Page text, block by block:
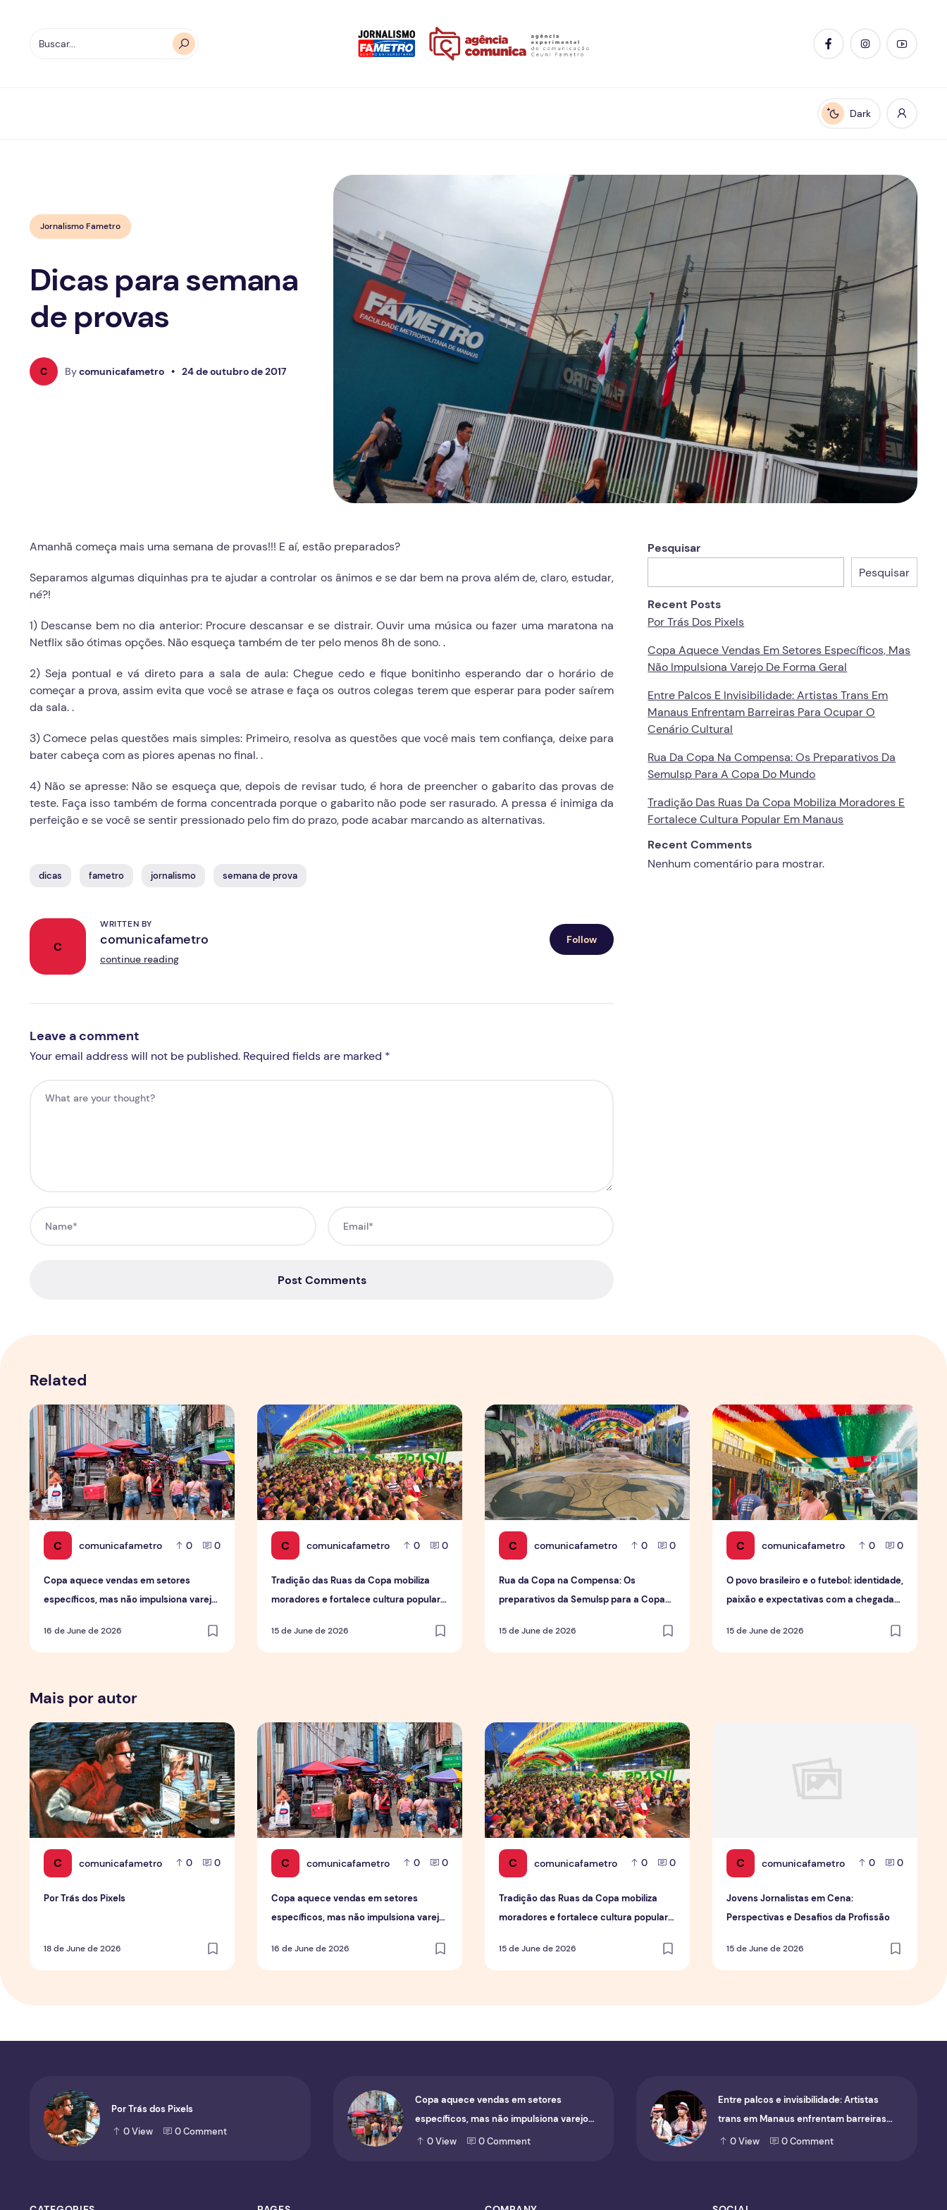
Enable dark mode
Dark
Jornalismo Fametro
Dicas para semana
de provas
C Bycomunicafametro • 24 de outubro de 2017
Amanhã começa mais uma semana de provas!!! E aí, estão preparados?
Separamos algumas diquinhas pra te ajudar a controlar os ânimos e se dar bem na prova além de, claro, estudar,
né?!
1) Descanse bem no dia anterior: Procure descansar e se distrair. Ouvir uma música ou fazer uma maratona na
Netflix são ótimas opções. Não esqueça também de ter pelo menos 8h de sono. .
2) Seja pontual e vá direto para a sala de aula: Chegue cedo e fique bonitinho esperando dar o horário de
começar a prova, assim evita que você se atrase e faça os outros colegas terem que esperar para poder saírem
da sala. .
3) Comece pelas questões mais simples: Primeiro, resolva as questões que você mais tem confiança, deixe para
bater cabeça com as piores apenas no final. .
4) Não se apresse: Não se esqueça que, depois de revisar tudo, é hora de preencher o gabarito das provas de
teste. Faça isso também de forma concentrada porque o gabarito não pode ser rasurado. A pressa é inimiga da
perfeição e se você se sentir pressionado pelo fim do prazo, pode acabar marcando as alternativas.
dicas fametro jornalismo semana de prova
C
WRITTEN BY
comunicafametro
continue reading
Follow
Leave a comment
Your email address will not be published. Required fields are marked *
Post Comments
Pesquisar
Pesquisar
Recent Posts
Por Trás Dos Pixels
Copa Aquece Vendas Em Setores Específicos, Mas
Não Impulsiona Varejo De Forma Geral
Entre Palcos E Invisibilidade: Artistas Trans Em
Manaus Enfrentam Barreiras Para Ocupar O
Cenário Cultural
Rua Da Copa Na Compensa: Os Preparativos Da
Semulsp Para A Copa Do Mundo
Tradição Das Ruas Da Copa Mobiliza Moradores E
Fortalece Cultura Popular Em Manaus
Recent Comments
Nenhum comentário para mostrar.
Related
C comunicafametro 0 0
Copa aquece vendas em setores
específicos, mas não impulsiona varejo
16 de June de 2026
Copa aquece vendas em setores específicos, mas não impulsiona varejo de forma geral
C comunicafametro 0 0
Tradição das Ruas da Copa mobiliza
moradores e fortalece cultura popular
15 de June de 2026
Tradição das Ruas da Copa mobiliza moradores e fortalece cultura popular em Manaus
C comunicafametro 0 0
Rua da Copa na Compensa: Os
preparativos da Semulsp para a Copa
15 de June de 2026
Rua da Copa na Compensa: Os preparativos da Semulsp para a Copa do Mundo
C comunicafametro 0 0
O povo brasileiro e o futebol: identidade,
paixão e expectativas com a chegada
15 de June de 2026
O povo brasileiro e o futebol: identidade,
Mais por autor
C comunicafametro 0 0
Por Trás dos Pixels
18 de June de 2026
Por Trás dos Pixels
C comunicafametro 0 0
Copa aquece vendas em setores
específicos, mas não impulsiona varejo
16 de June de 2026
Copa aquece vendas em setores específicos, mas não impulsiona varejo de forma geral
C comunicafametro 0 0
Tradição das Ruas da Copa mobiliza
moradores e fortalece cultura popular
15 de June de 2026
Tradição das Ruas da Copa mobiliza moradores e fortalece cultura popular em Manaus
C comunicafametro 0 0
Jovens Jornalistas em Cena:
Perspectivas e Desafios da Profissão
15 de June de 2026
Por Trás dos Pixels
0View 0Comment
Copa aquece vendas em setores
específicos, mas não impulsiona varejo
de forma geral
0View 0Comment
Entre palcos e invisibilidade: Artistas
trans em Manaus enfrentam barreiras
para ocupar o cenário cultural
0View 0Comment